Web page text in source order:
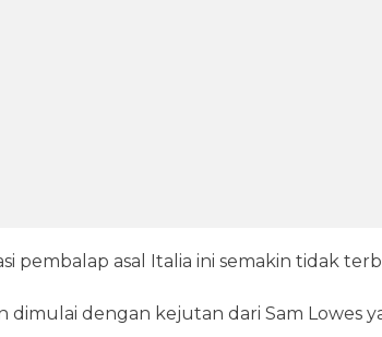
pembalap asal Italia ini semakin tidak
dimulai dengan kejutan dari Sam Lowes